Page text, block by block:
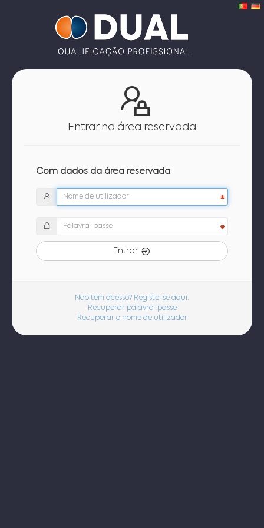
Entrar na área reservada
Com dados da área reservada
Entrar
Não tem acesso? Registe-se aqui.
Recuperar palavra-passe
Recuperar o nome de utilizador